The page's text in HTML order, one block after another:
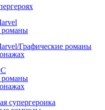
романы
Графические романы
романы
супергероика